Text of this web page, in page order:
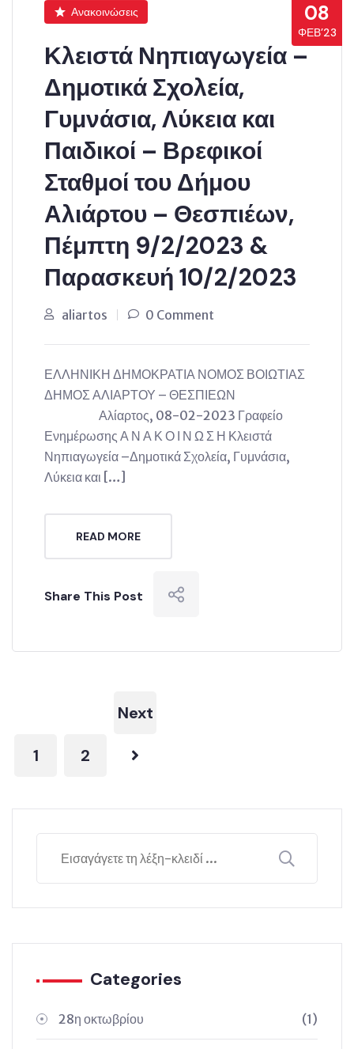
08
ΦΕΒ’23
Ανακοινώσεις
Κλειστά Νηπιαγωγεία –
Δημοτικά Σχολεία,
Γυμνάσια, Λύκεια και
Παιδικοί – Βρεφικοί
Σταθμοί του Δήμου
Αλιάρτου – Θεσπιέων,
Πέμπτη 9/2/2023 &
Παρασκευή 10/2/2023
aliartos 0 Comment
ΕΛΛΗΝΙΚΗ ΔΗΜΟΚΡΑΤΙΑ ΝΟΜΟΣ ΒΟΙΩΤΙΑΣ
ΔΗΜΟΣ ΑΛΙΑΡΤΟΥ – ΘΕΣΠΙΕΩΝ
Αλίαρτος, 08-02-2023 Γραφείο
Ενημέρωσης Α Ν Α Κ Ο Ι Ν Ω Σ Η Κλειστά
Νηπιαγωγεία –Δημοτικά Σχολεία, Γυμνάσια,
Λύκεια και […]
READ MORE
Share This Post
1 2
Next
Categories
28η οκτωβρίου (1)